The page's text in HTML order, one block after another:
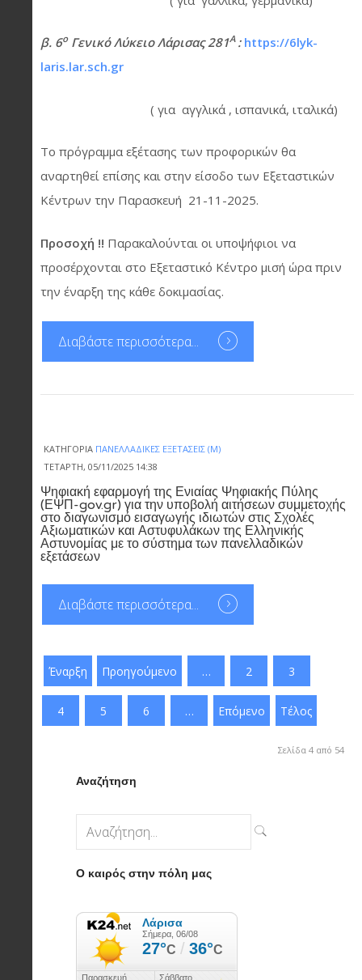
β. 6οΓενικό Λύκειο Λάρισας 281Α : https://6lyk-
laris.lar.sch.gr
( για αγγλικά , ισπανικά, ιταλικά)
Το πρόγραμμα εξέτασης των προφορικών θα
αναρτηθεί επίσης και στην είσοδο των Εξεταστικών
Κέντρων την Παρασκευή 21-11-2025.
Προσοχή !! Παρακαλούνται οι υποψήφιοι να
προσέρχονται στο Εξεταστικό Κέντρο μισή ώρα πριν
την έναρξη της κάθε δοκιμασίας.
Διαβάστε περισσότερα...
ΚΑΤΗΓΟΡΊΑ ΠΑΝΕΛΛΑΔΙΚΈΣ ΕΞΕΤΆΣΕΙΣ (Μ)
ΤΕΤΆΡΤΗ, 05/11/2025 14:38
Ψηφιακή εφαρμογή της Ενιαίας Ψηφιακής Πύλης
(ΕΨΠ-gov.gr) για την υποβολή αιτήσεων συμμετοχής
στο διαγωνισμό εισαγωγής ιδιωτών στις Σχολές
Αξιωματικών και Αστυφυλάκων της Ελληνικής
Αστυνομίας με το σύστημα των πανελλαδικών
εξετάσεων
Διαβάστε περισσότερα...
Έναρξη Προηγούμενο … 2 3
4 5 6 … Επόμενο Τέλος
Σελίδα 4 από 54
Αναζήτηση
Ο καιρός στην πόλη μας